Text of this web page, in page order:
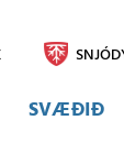
SVÆÐIÐ